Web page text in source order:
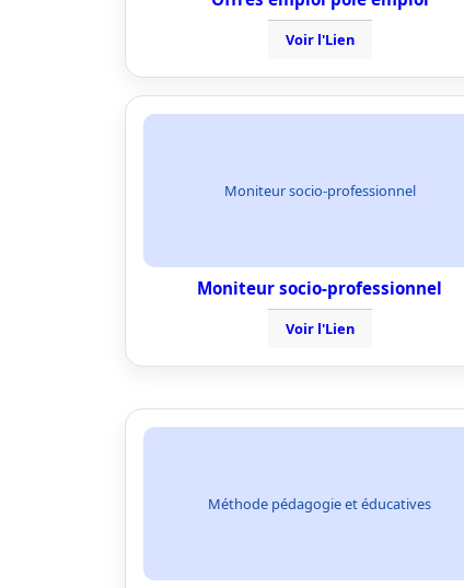
Voir l'Lien
Moniteur socio-professionnel
Moniteur socio-professionnel
Voir l'Lien
Méthode pédagogie et éducatives